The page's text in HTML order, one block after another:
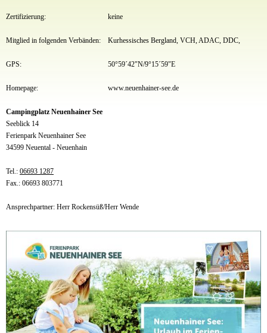
Zertifizierung: keine
Mitglied in folgenden Verbänden: Kurhessisches Bergland, VCH, ADAC, DDC,
GPS: 50°59´42"N/9°15´59"E
Homepage: www.neuenhainer-see.de
Campingplatz Neuenhainer See
Seeblick 14
Ferienpark Neuenhainer See
34599 Neuental - Neuenhain
Tel.: 06693 1287
Fax.: 06693 803771
Ansprechpartner: Herr Rockensüß/Herr Wende